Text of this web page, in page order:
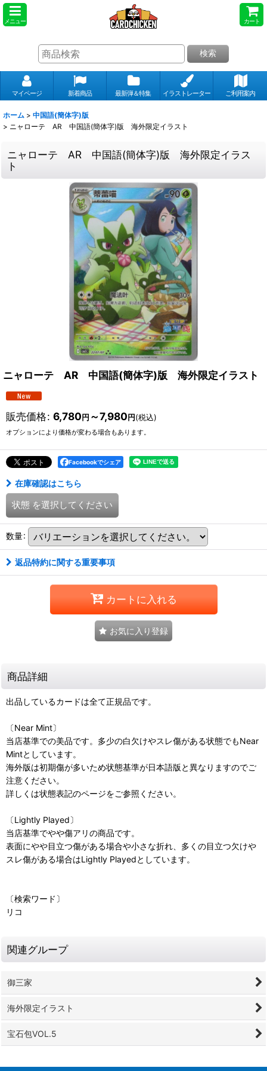
メニュー カート
検索
マイページ 新着商品 最新弾＆特集 イラストレーター ご利用案内
ホーム > 中国語(簡体字)版
> ニャローテ AR 中国語(簡体字)版 海外限定イラスト
ニャローテ AR 中国語(簡体字)版 海外限定イラス
ト
ニャローテ AR 中国語(簡体字)版 海外限定イラスト
販売価格: 6,780円 ～7,980円(税込)
オプションにより価格が変わる場合もあります。
Facebookでシェア
在庫確認はこちら
状態 を選択してください
数量:
返品特約に関する重要事項
カートに入れる
お気に入り登録
商品詳細
出品しているカードは全て正規品です。
〔Near Mint〕
当店基準での美品です。多少の白欠けやスレ傷がある状態でもNear
Mintとしています。
海外版は初期傷が多いため状態基準が日本語版と異なりますのでご
注意ください。
詳しくは状態表記のページをご参照ください。
〔Lightly Played〕
当店基準でやや傷アリの商品です。
表面にやや目立つ傷がある場合や小さな折れ、多くの目立つ欠けや
スレ傷がある場合はLightly Playedとしています。
〔検索ワード〕
リコ
関連グループ
御三家
海外限定イラスト
宝石包VOL.5